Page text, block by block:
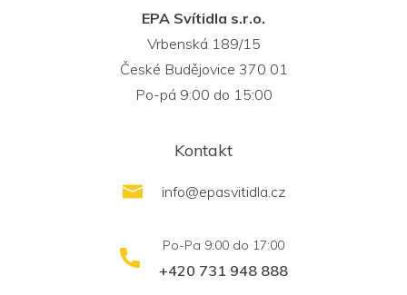
EPA Svítidla s.r.o.
Vrbenská 189/15
České Budějovice 370 01
Po-pá 9:00 do 15:00
Kontakt
info@epasvitidla.cz
+420 731 948 888